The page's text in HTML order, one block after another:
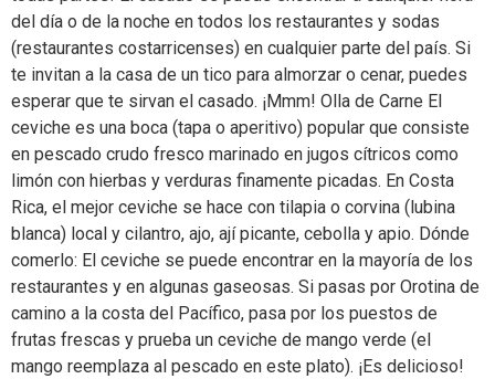
del día o de la noche en todos los restaurantes y sodas
(restaurantes costarricenses) en cualquier parte del país. Si
te invitan a la casa de un tico para almorzar o cenar, puedes
esperar que te sirvan el casado. ¡Mmm! Olla de Carne El
ceviche es una boca (tapa o aperitivo) popular que consiste
en pescado crudo fresco marinado en jugos cítricos como
limón con hierbas y verduras finamente picadas. En Costa
Rica, el mejor ceviche se hace con tilapia o corvina (lubina
blanca) local y cilantro, ajo, ají picante, cebolla y apio. Dónde
comerlo: El ceviche se puede encontrar en la mayoría de los
restaurantes y en algunas gaseosas. Si pasas por Orotina de
camino a la costa del Pacífico, pasa por los puestos de
frutas frescas y prueba un ceviche de mango verde (el
mango reemplaza al pescado en este plato). ¡Es delicioso!